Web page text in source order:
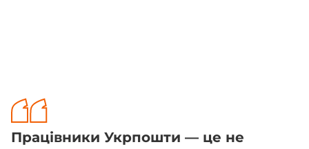
Працівники Укрпошти — це не